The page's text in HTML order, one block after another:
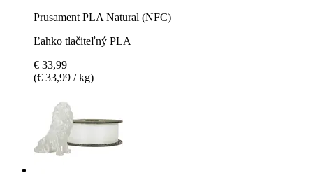
Prusament PLA Natural (NFC)
Ľahko tlačiteľný PLA
€ 33,99
(€ 33,99 / kg)